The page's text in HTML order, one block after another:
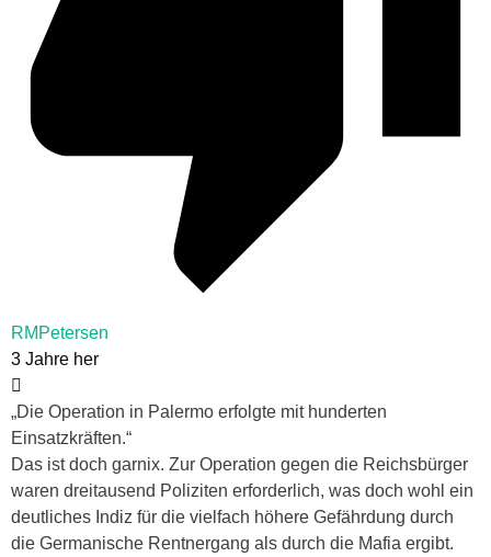
RMPetersen
3 Jahre her
„Die Operation in Palermo erfolgte mit hunderten
Einsatzkräften.“
Das ist doch garnix. Zur Operation gegen die Reichsbürger
waren dreitausend Poliziten erforderlich, was doch wohl ein
deutliches Indiz für die vielfach höhere Gefährdung durch
die Germanische Rentnergang als durch die Mafia ergibt.